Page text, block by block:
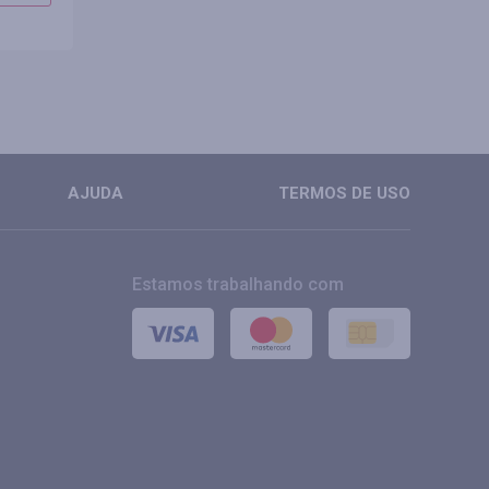
AJUDA TERMOS DE USO
Estamos trabalhando com